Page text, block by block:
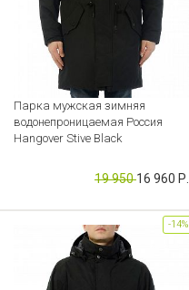
Парка мужская зимняя
водонепроницаемая Россия
Hangover Stive Black
Артикул: CB000033638
19 95016 960 Р.
-14%